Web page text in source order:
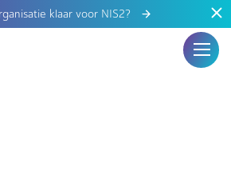
klaar voor NIS2?